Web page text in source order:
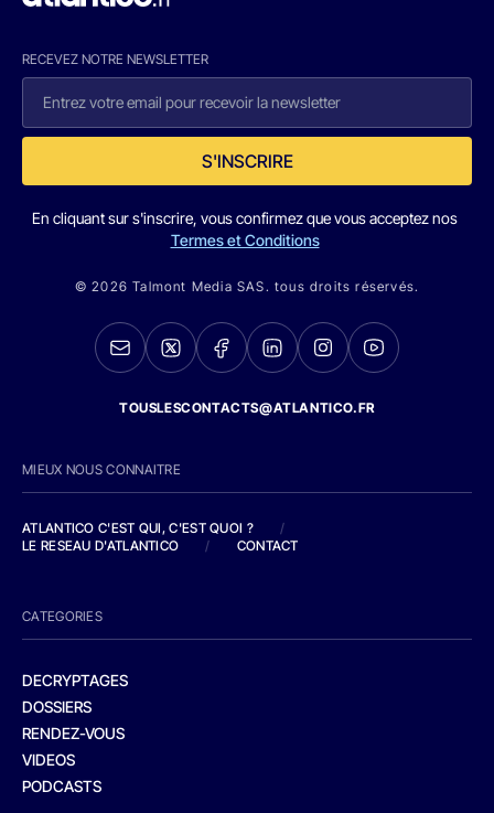
RECEVEZ NOTRE NEWSLETTER
S'INSCRIRE
En cliquant sur s'inscrire, vous confirmez que vous acceptez nos
Termes et Conditions
© 2026 Talmont Media SAS. tous droits réservés.
TOUSLESCONTACTS@ATLANTICO.FR
MIEUX NOUS CONNAITRE
ATLANTICO C'EST QUI, C'EST QUOI ?
/
LE RESEAU D'ATLANTICO
/ CONTACT
CATEGORIES
DECRYPTAGES
DOSSIERS
RENDEZ-VOUS
VIDEOS
PODCASTS